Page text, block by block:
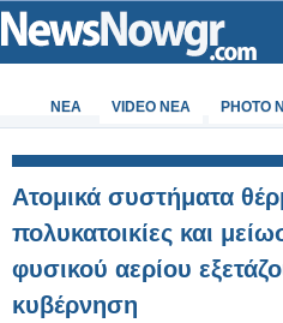
ΝΕΑ VIDEO NEA PHOTO
Ατομικά συστήματα
πολυκατοικίες και
φυσικού αερίου
κυβέρνηση